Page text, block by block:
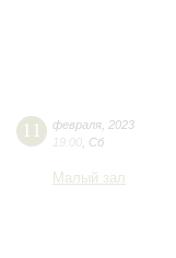
11 февраля 2023
19:00 Сб
Малый зал